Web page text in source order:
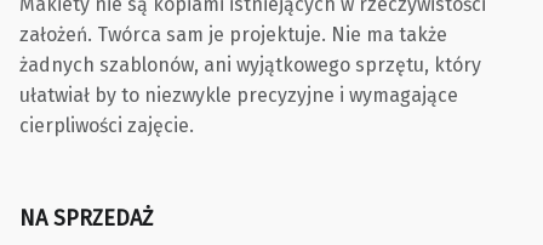
Makiety nie są kopiami istniejących w rzeczywistości
założeń. Twórca sam je projektuje. Nie ma także
żadnych szablonów, ani wyjątkowego sprzętu, który
ułatwiał by to niezwykle precyzyjne i wymagające
cierpliwości zajęcie.
NA SPRZEDAŻ